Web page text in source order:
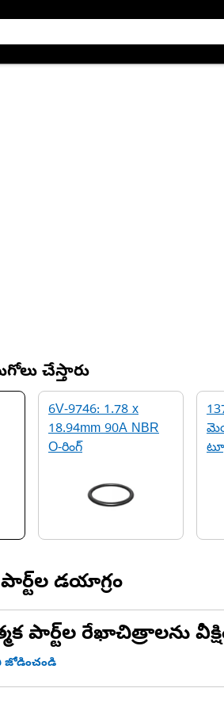
చేస్తారు
6V-9746: 1.78 x
18.94mm 90A NBR
O-రింగ్
డయాగ్రం
పార్ట్‌ల రేఖాచిత్రాలను
జోడించండి